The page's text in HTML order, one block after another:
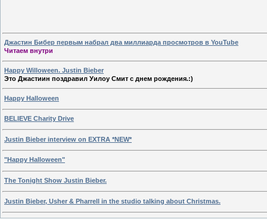
Джастин Бибер первым набрал два миллиарда просмотров в YouTube
Читаем внутри
Happy Willoween. Justin Bieber
Это Джастиин поздравил Уилоу Смит с днем рождения.:)
Happy Halloween
BELIEVE Charity Drive
Justin Bieber interview on EXTRA *NEW*
"Happy Halloween"
The Tonight Show Justin Bieber.
Justin Bieber, Usher & Pharrell in the studio talking about Christmas.